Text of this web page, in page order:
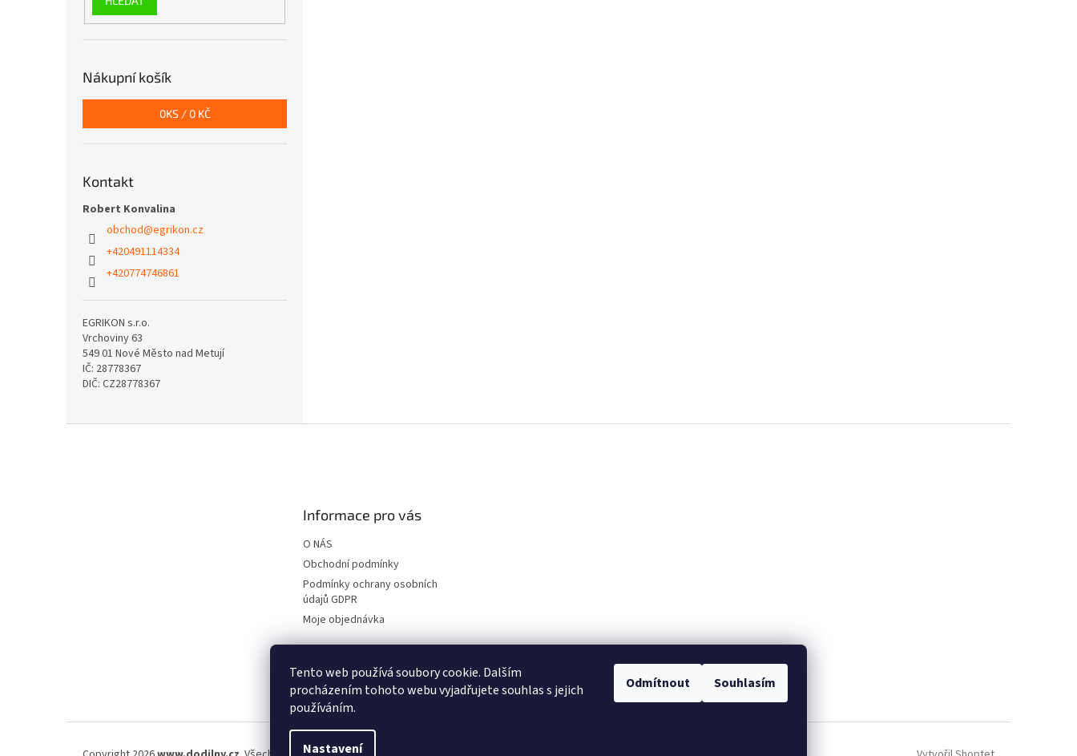
Tento web používá soubory cookie. Dalším
procházením tohoto webu vyjadřujete souhlas s jejich
používáním.
Nastavení
Odmítnout Souhlasím
Nákupní košík
0KS / 0 KČ
Kontakt
Robert Konvalina
obchod@egrikon.cz
+420491114334
+420774746861
EGRIKON s.r.o.
Vrchoviny 63
549 01 Nové Město nad Metují
IČ: 28778367
DIČ: CZ28778367
Informace pro vás
O NÁS
Obchodní podmínky
Podmínky ochrany osobních
údajů GDPR
Moje objednávka
nahradni-uhliky.cz